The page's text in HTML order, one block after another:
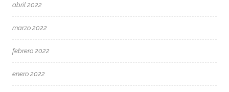
abril 2022
marzo 2022
febrero 2022
enero 2022